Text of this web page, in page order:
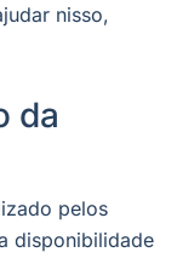
nisso,
da
pelos
disponibilidade